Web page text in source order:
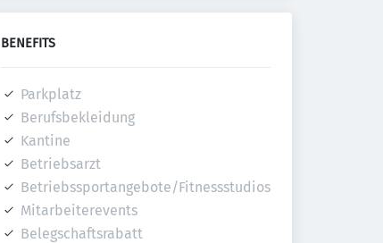
BENEFITS
Parkplatz
Berufsbekleidung
Kantine
Betriebsarzt
Betriebssportangebote/Fitnessstudios
Mitarbeiterevents
Belegschaftsrabatt